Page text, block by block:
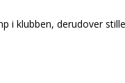
i klubben, derudover